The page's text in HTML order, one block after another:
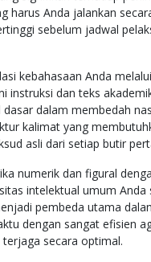
harus Anda jalankan
sebelum jadwal
kebahasaan Anda
dan teks
dalam membedah
kalimat yang
asli dari setiap butir
numerik dan figural
intelektual umum
pembeda utama
dengan sangat efisien
secara optimal.